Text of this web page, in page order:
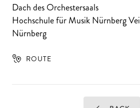
Dach des Orchestersaals
Hochschule für Musik Nürnberg
Nürnberg
ROUTE